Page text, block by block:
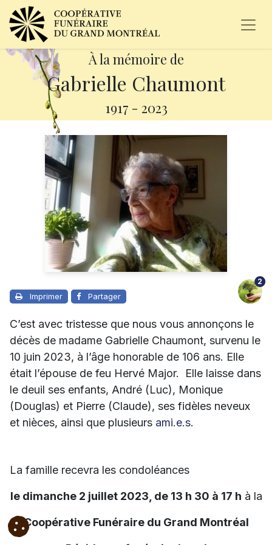
À la mémoire de
Gabrielle Chaumont
1917 - 2023
Imprimer Partager
2
C’est avec tristesse que nous vous annonçons le
décès de madame Gabrielle Chaumont, survenu le
10 juin 2023, à l’âge honorable de 106 ans. Elle
était l’épouse de feu Hervé Major.
Elle laisse dans
le deuil ses enfants, André (Luc), Monique
(Douglas) et Pierre (Claude), ses fidèles neveux
et nièces, ainsi que plusieurs ami.e.s.
La famille recevra les condoléances
le dimanche 2 juillet 2023, de 13 h 30 à 17 h à la
Coopérative Funéraire du Grand Montréal